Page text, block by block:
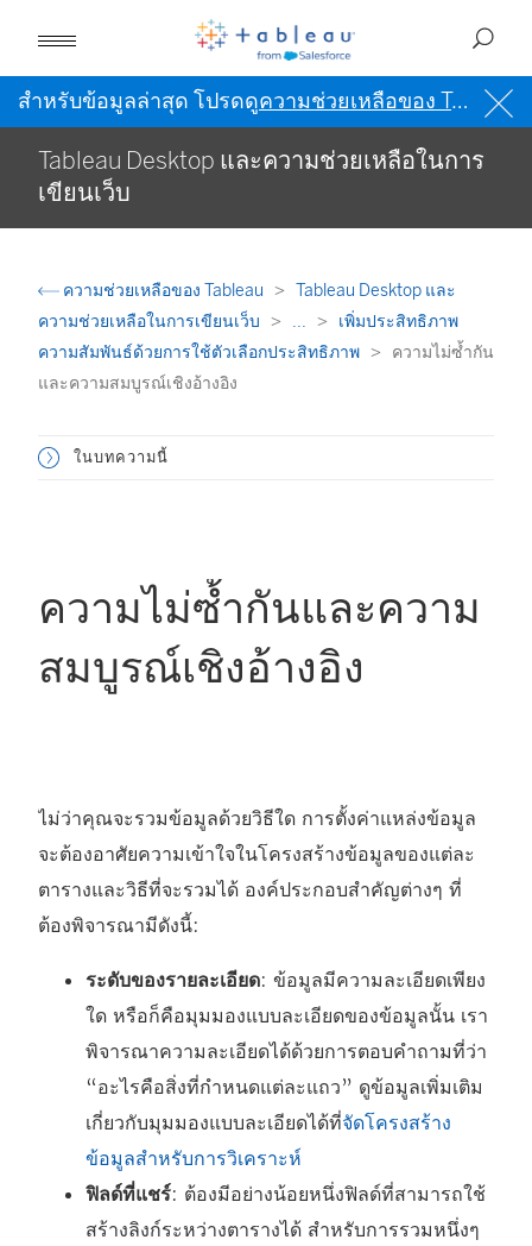
สำหรับข้อมูลล่าสุด โปรดดูความช่วยเหลือของ Tableau เป็นภาษาอังกฤษ (สหรัฐอเมริกา)
Tableau Desktop และความช่วยเหลือในการ
เขียนเว็บ
ความช่วยเหลือของ Tableau
Tableau Desktop และ
ความช่วยเหลือในการเขียนเว็บ
...
เพิ่มประสิทธิภาพ
ความสัมพันธ์ด้วยการใช้ตัวเลือกประสิทธิภาพ
ความไม่ซ้ำกัน
และความสมบูรณ์เชิงอ้างอิง
ในบทความนี้
ความไม่ซ้ำกันและความ
สมบูรณ์เชิงอ้างอิง
ไม่ว่าคุณจะรวมข้อมูลด้วยวิธีใด การตั้งค่าแหล่งข้อมูล
จะต้องอาศัยความเข้าใจในโครงสร้างข้อมูลของแต่ละ
ตารางและวิธีที่จะรวมได้ องค์ประกอบสำคัญต่างๆ ที่
ต้องพิจารณามีดังนี้:
ระดับของรายละเอียด: ข้อมูลมีความละเอียดเพียง
ใด หรือก็คือมุมมองแบบละเอียดของข้อมูลนั้น เรา
พิจารณาความละเอียดได้ด้วยการตอบคำถามที่ว่า
“อะไรคือสิ่งที่กำหนดแต่ละแถว” ดูข้อมูลเพิ่มเติม
เกี่ยวกับมุมมองแบบละเอียดได้ที่จัดโครงสร้าง
ข้อมูลสำหรับการวิเคราะห์
ฟิลด์ที่แชร์: ต้องมีอย่างน้อยหนึ่งฟิลด์ที่สามารถใช้
สร้างลิงก์ระหว่างตารางได้ สำหรับการรวมหนึ่งๆ